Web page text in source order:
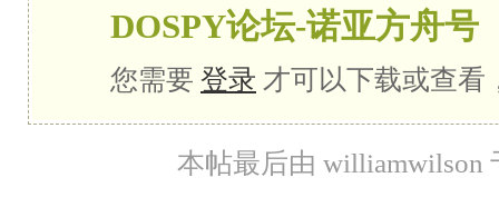
DOSPY论坛-诺亚方舟号
您需要 登录 才可以下载或查看
本帖最后由 williamwilson